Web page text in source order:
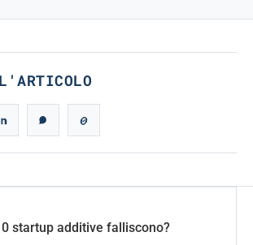
startup additive falliscono?